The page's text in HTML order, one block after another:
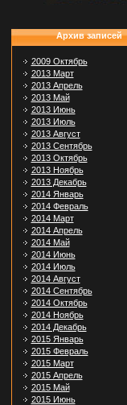
Архив записей
2009 Октябрь
2013 Март
2013 Апрель
2013 Май
2013 Июнь
2013 Июль
2013 Август
2013 Сентябрь
2013 Октябрь
2013 Ноябрь
2013 Декабрь
2014 Январь
2014 Февраль
2014 Март
2014 Апрель
2014 Май
2014 Июнь
2014 Июль
2014 Август
2014 Сентябрь
2014 Октябрь
2014 Ноябрь
2014 Декабрь
2015 Январь
2015 Февраль
2015 Март
2015 Апрель
2015 Май
2015 Июнь